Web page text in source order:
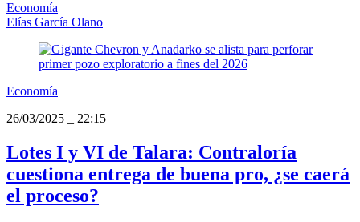
Economía
Elías García Olano
Economía
26/03/2025
22:15
Lotes I y VI de Talara: Contraloría
cuestiona entrega de buena pro, ¿se caerá
el proceso?